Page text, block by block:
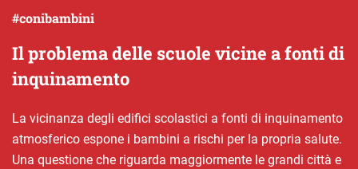
Il problema delle scuole vicine a fonti di
inquinamento
#conibambini
La vicinanza degli edifici scolastici a fonti di inquinamento
atmosferico espone i bambini a rischi per la propria salute.
Una questione che riguarda maggiormente le grandi città e